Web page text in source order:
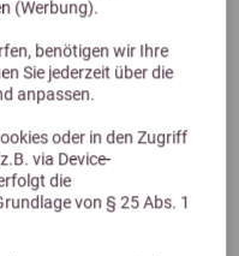
(Werbung).
benötigen wir Ihre
Sie jederzeit über die
anpassen.
oder in den Zugriff
via Device-
die
von § 25 Abs. 1
Nachfüllbeutel
€